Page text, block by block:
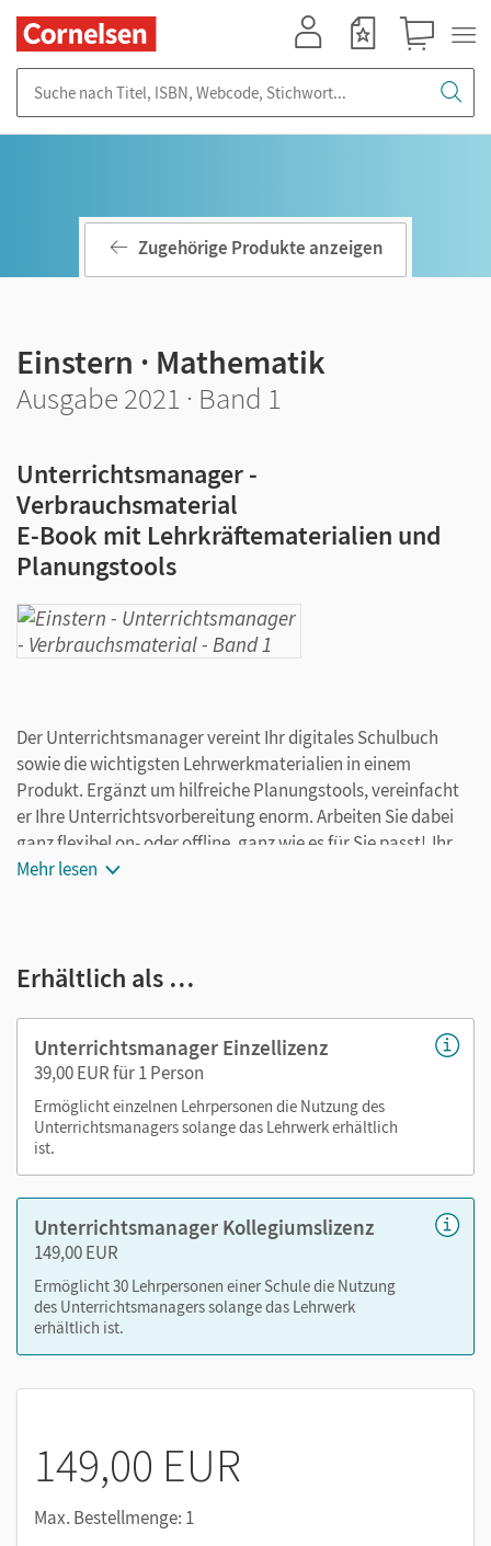
Zugehörige Produkte anzeigen
Einstern · Mathematik
Ausgabe 2021 · Band 1
Unterrichtsmanager -
Verbrauchsmaterial
E-Book mit Lehrkräftematerialien und
Planungstools
Der Unterrichtsmanager vereint Ihr digitales Schulbuch
sowie die wichtigsten Lehrwerkmaterialien in einem
Produkt. Ergänzt um hilfreiche Planungstools, vereinfacht
er Ihre Unterrichtsvorbereitung enorm. Arbeiten Sie dabei
ganz flexibel on- oder offline, ganz wie es für Sie passt! Ihr
Unterrichtsmanager enthält:
gemacht-Variante als Seitenansicht
lernportionskonkrete Kompetenzübersichten und
Unterrichtstipps inklusive Hinweise zum Fördern und
Fordern
Anregungen für Plenumsphasen im
jahrgangsgemischten Unterricht
Stoffverteilungsplan und Stundenvorschläge
Beobachtungsbögen
Tests
Kopiervorlagen für Plenumsphasen, für Spiele und das
Ziffernschreiben [letzteres nur bei Band 1]
editierbare Kopiervorlagen auf drei Niveaustufen und
zum Üben des Hefteintrags
Nutzen Sie den Unterrichtsmanager auf lernen.cornelsen.de
oder über die Cornelsen Lernen App.
Mehr lesen
Erhältlich als …
Unterrichtsmanager Einzellizenz
39,00 EUR für 1 Person
Ermöglicht einzelnen Lehrpersonen die Nutzung des
Unterrichtsmanagers solange das Lehrwerk erhältlich
ist.
Unterrichtsmanager Kollegiumslizenz
149,00 EUR
Ermöglicht 30 Lehrpersonen einer Schule die Nutzung
des Unterrichtsmanagers solange das Lehrwerk
erhältlich ist.
149,00 EUR
Max. Bestellmenge: 1